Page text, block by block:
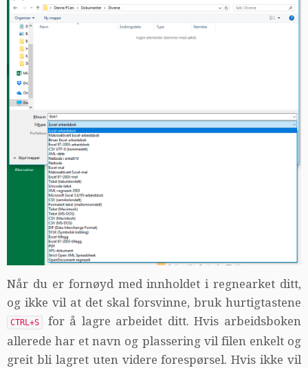
Når du er fornøyd med innholdet i regnearket ditt,
og ikke vil at det skal forsvinne, bruk hurtigtastene
CTRL+S
for å lagre arbeidet ditt. Hvis arbeidsboken
allerede har et navn og plassering vil filen enkelt og
greit bli lagret uten videre forespørsel. Hvis ikke vil